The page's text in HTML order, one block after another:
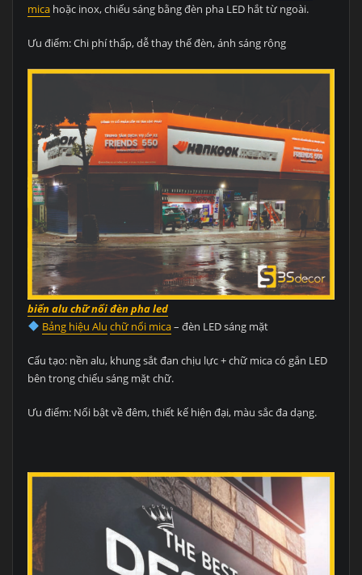
micahoặc inox, chiếu sáng bằng đèn pha LED hắt từ ngoài.
Ưu điểm: Chi phí thấp, dễ thay thế đèn, ánh sáng rộng
biển alu chữ nổi đèn pha led
Bảng hiệu Alu chữ nổi mica– đèn LED sáng mặt
Cấu tạo: nền alu, khung sắt đan chịu lực + chữ mica có gắn LED
bên trong chiếu sáng mặt chữ.
Ưu điểm: Nổi bật về đêm, thiết kế hiện đại, màu sắc đa dạng.